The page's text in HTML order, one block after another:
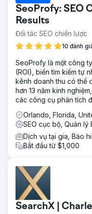
SeoProfy: SEO
Results
Đối tác SEO chiến lược
10 đánh
SeoProfy là một công
(ROI), biến tìm kiếm tự
kênh doanh thu có thể
hơn 13 năm kinh
các công cụ phân tích
Orlando, Florida,
SEO cục bộ, Quản lý
Dịch vụ tại gia, Bảo
Bắt đầu từ $1,000
SearchX |